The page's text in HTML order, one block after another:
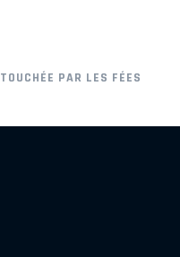
TOUCHÉE PAR LES FÉES